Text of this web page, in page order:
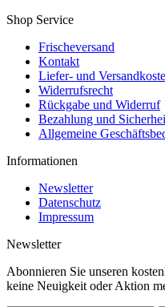
Shop Service
Frischeversand
Kontakt
Liefer- und
Widerrufsrecht
Rückgabe und Widerruf
Bezahlung und
Allgemeine
Informationen
Newsletter
Datenschutz
Impressum
Newsletter
Abonnieren Sie unseren
keine Neuigkeit oder Aktion